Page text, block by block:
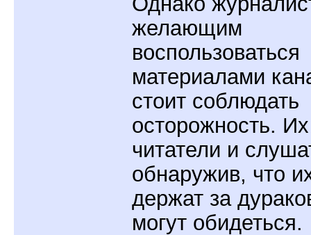
желающим
воспользоваться
материалами
стоит соблюдать
осторожность. Их
читатели и
обнаружив, что
держат за
могут обидеться.